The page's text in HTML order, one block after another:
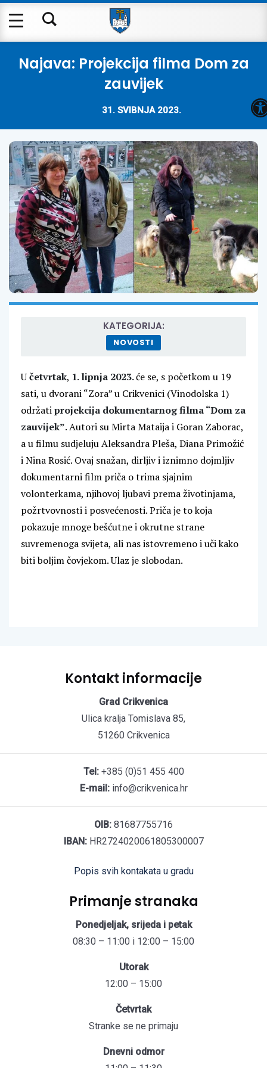
Najava: Projekcija filma Dom za
zauvijek
31. SVIBNJA 2023.
KATEGORIJA:
NOVOSTI
Učetvrtak, 1. lipnja 2023.će se, s početkom u 19
sati, u dvorani “Zora” u Crikvenici (Vinodolska 1)
održatiprojekcija dokumentarnog filma “Dom za
zauvijek”. Autori su Mirta Mataija i Goran Zaborac,
a u filmu sudjeluju Aleksandra Pleša, Diana Primožić
i Nina Rosić. Ovaj snažan, dirljiv i iznimno dojmljiv
dokumentarni film priča o trima sjajnim
volonterkama, njihovoj ljubavi prema životinjama,
požrtvovnosti i posvećenosti. Priča je to koja
pokazuje mnoge bešćutne i okrutne strane
suvremenoga svijeta, ali nas istovremeno i uči kako
biti boljim čovjekom. Ulaz je slobodan.
Kontakt informacije
Grad Crikvenica
Ulica kralja Tomislava 85,
51260 Crikvenica
Tel:+385 (0)51 455 400
E-mail:info@crikvenica.hr
OIB: 81687755716
IBAN:HR2724020061805300007
Popis svih kontakata u gradu
Primanje stranaka
Ponedjeljak, srijeda i petak
08:30 – 11:00 i 12:00 – 15:00
Utorak
12:00 – 15:00
Četvrtak
Stranke se ne primaju
Dnevni odmor